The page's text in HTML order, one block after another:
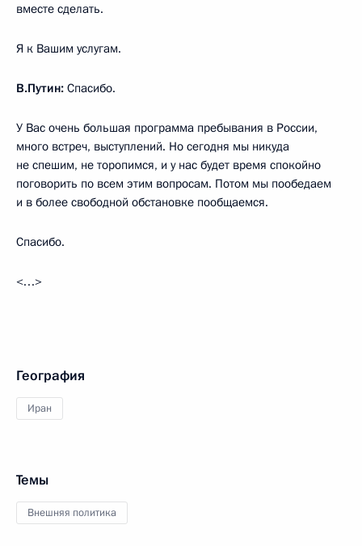
вместе сделать.
Я к Вашим услугам.
В.Путин: Спасибо.
У Вас очень большая программа пребывания в России,
много встреч, выступлений. Но сегодня мы никуда
не спешим, не торопимся, и у нас будет время спокойно
поговорить по всем этим вопросам. Потом мы пообедаем
и в более свободной обстановке пообщаемся.
Спасибо.
<…>
География
Иран
Темы
Внешняя политика